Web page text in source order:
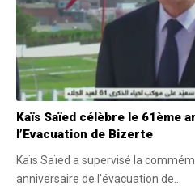
Kaïs Saïed célèbre le 61ème
l’Evacuation de Bizerte
Kaïs Saïed a supervisé la
anniversaire de l'évacuation de